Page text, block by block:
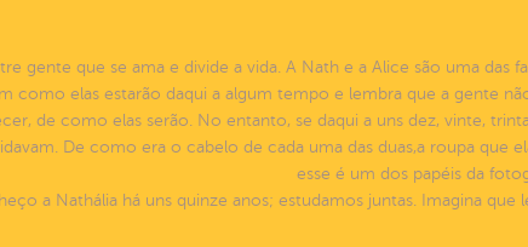
gente que se ama e divide a vida. A Nath e a Alice são uma das
como elas estarão daqui a algum tempo e lembra que a gente
de como elas serão. No entanto, se daqui a uns dez, vinte,
De como era o cabelo de cada uma das duas,a roupa que
esse é um dos papéis da
a Nathália há uns quinze anos; estudamos juntas. Imagina